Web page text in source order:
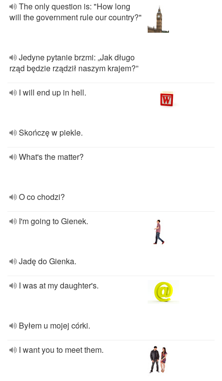
The only question is: "How long
will the government rule our country?"
Jedyne pytanie brzmi: „Jak długo
rząd będzie rządził naszym krajem?”
I will end up in hell.
Skończę w piekle.
What's the matter?
O co chodzi?
I'm going to Gienek.
Jadę do Gienka.
I was at my daughter's.
Byłem u mojej córki.
I want you to meet them.